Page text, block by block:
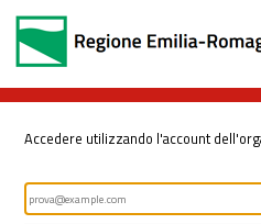
Accedere utilizzando l'account